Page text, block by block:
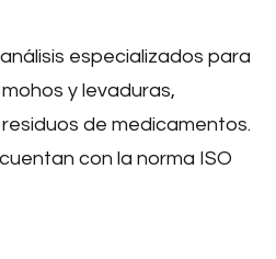
especializados para
y levaduras,
de medicamentos.
con la norma ISO